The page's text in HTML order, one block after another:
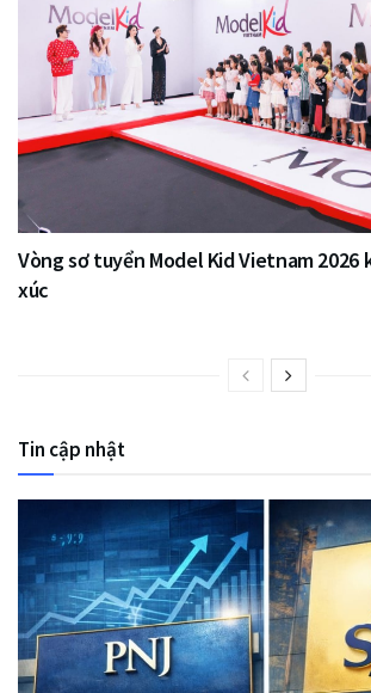
Vòng sơ tuyển Model Kid Vietnam 2026
xúc
Tin cập nhật